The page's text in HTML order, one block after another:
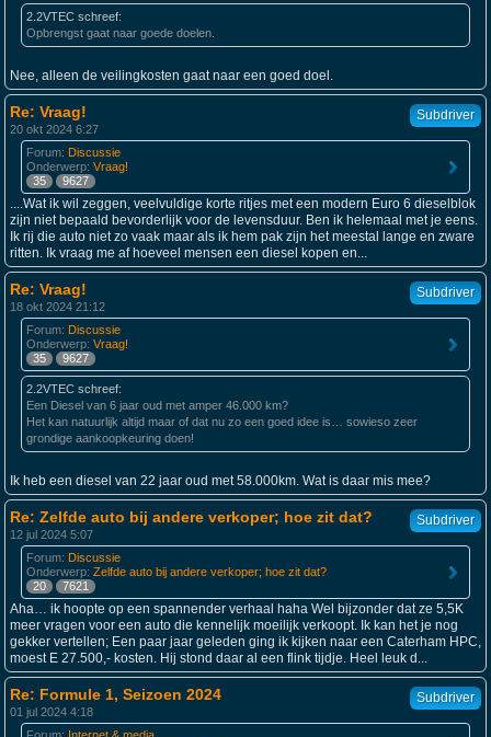
2.2VTEC schreef:
Opbrengst gaat naar goede doelen.
Nee, alleen de veilingkosten gaat naar een goed doel.
Subdriver
Re: Vraag!
20 okt 2024 6:27
Forum: Discussie
Onderwerp: Vraag!
35
9627
....Wat ik wil zeggen, veelvuldige korte ritjes met een modern Euro 6 dieselblok
zijn niet bepaald bevorderlijk voor de levensduur. Ben ik helemaal met je eens.
Ik rij die auto niet zo vaak maar als ik hem pak zijn het meestal lange en zware
ritten. Ik vraag me af hoeveel mensen een diesel kopen en...
Subdriver
Re: Vraag!
18 okt 2024 21:12
Forum: Discussie
Onderwerp: Vraag!
35
9627
2.2VTEC schreef:
Een Diesel van 6 jaar oud met amper 46.000 km?
Het kan natuurlijk altijd maar of dat nu zo een goed idee is… sowieso zeer
grondige aankoopkeuring doen!
Ik heb een diesel van 22 jaar oud met 58.000km. Wat is daar mis mee?
Subdriver
Re: Zelfde auto bij andere verkoper; hoe zit dat?
12 jul 2024 5:07
Forum: Discussie
Onderwerp: Zelfde auto bij andere verkoper; hoe zit dat?
20
7621
Aha… ik hoopte op een spannender verhaal haha Wel bijzonder dat ze 5,5K
meer vragen voor een auto die kennelijk moeilijk verkoopt. Ik kan het je nog
gekker vertellen; Een paar jaar geleden ging ik kijken naar een Caterham HPC,
moest E 27.500,- kosten. Hij stond daar al een flink tijdje. Heel leuk d...
Subdriver
Re: Formule 1, Seizoen 2024
01 jul 2024 4:18